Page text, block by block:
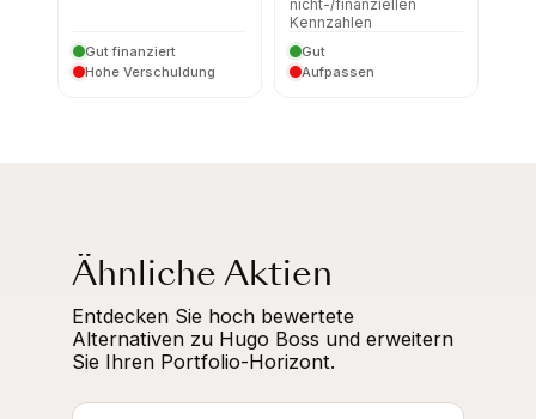
Gut finanziert
Hohe Verschuldung
nicht-/finanziellen
Kennzahlen
Gut
Aufpassen
Ähnliche Aktien
Entdecken Sie hoch bewertete
Alternativen zu Hugo Boss und erweitern
Sie Ihren Portfolio-Horizont.